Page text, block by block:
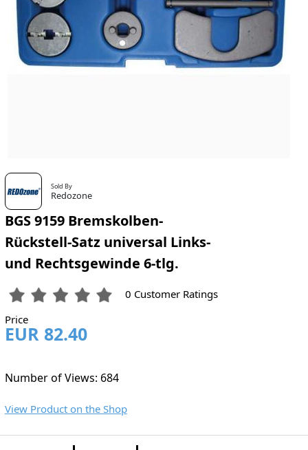
Sold By
Redozone
BGS 9159 Bremskolben-
Rückstell-Satz universal Links-
und Rechtsgewinde 6-tlg.
0 Customer Ratings
Price
EUR 82.40
Number of Views: 684
View Product on the Shop